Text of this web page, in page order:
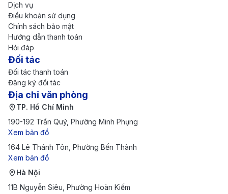
ấm áp, ẩm thực phong phú và trải nghiệm văn hóa
đặc trưng Thái Lan ngay trên máy bay.
Vietnam Airlines:
cấp chuyến bay thẳng hoặc quá cảnh tiện lợi, giúp
hành khách tiết kiệm thời gian. Dịch vụ phục vụ
chu đáo, kết hợp trải nghiệm văn hóa Việt qua ẩm
thực và phong cách phục vụ thân thiện.
Emirates:Hãng hàng không cao cấp của UAE
thường quá cảnh tại Dubai, nổi tiếng với dịch vụ
sang trọng, khoang hạng thương gia hiện đại và giải
trí trên chuyến bay đa dạng, mang đến trải nghiệm
bay đẳng cấp quốc tế.
Dịch vụ
Điều khoản sử dụng
Chính sách bảo mật
Hướng dẫn thanh toán
Hỏi đáp
Đối tác
Đối tác thanh toán
Đăng ký đối tác
Địa chỉ văn phòng
TP. Hồ Chí Minh
190-192 Trần Quý, Phường Minh Phụng
Xem bản đồ
164 Lê Thánh Tôn, Phường Bến Thành
Xem bản đồ
Hà Nội
11B Nguyễn Siêu, Phường Hoàn Kiếm